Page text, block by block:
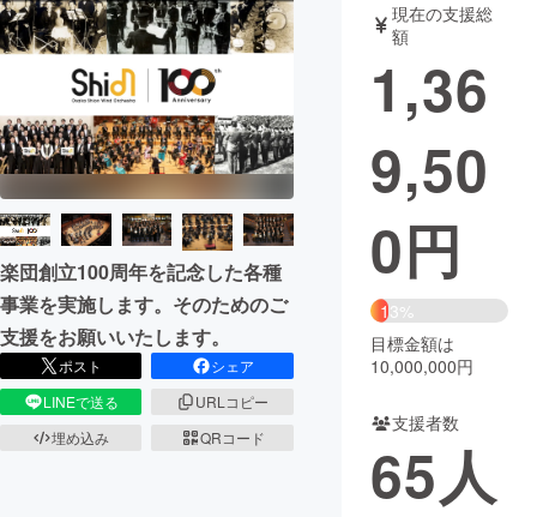
アート・写真
テクノロジー・ガジェット ゲーム・サ
書籍・雑誌
ビジネス・起業 チャレンジ
まちづくり・地域活性化
CAMPFIRE for Social Good
CAMPFIREふるさと納税
コミュニティ
楽団創立100周年を記念した各種
事業を実施します。そのためのご
支援をお願いいたします。
ポスト
シェア
LINEで送る
URLコピー
埋め込み
QRコード
現在の支援総
額
1,36
9,50
0円
13%
目標金額は
10,000,000円
支援者数
65人